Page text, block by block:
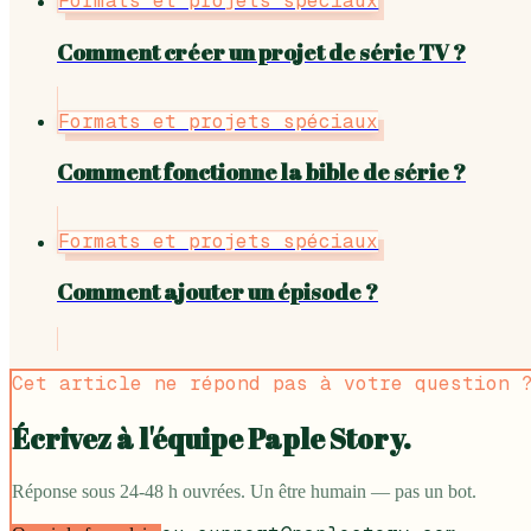
Comment créer un projet de série TV ?
Formats et projets spéciaux
Comment fonctionne la bible de série ?
Formats et projets spéciaux
Comment ajouter un épisode ?
Cet article ne répond pas à votre question
Écrivez à l'équipe Paple Story.
Réponse sous 24-48 h ouvrées. Un être humain — pas un bot.